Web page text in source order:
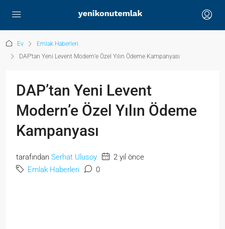
Ev
Emlak Haberleri
DAP’tan Yeni Levent Modern’e Özel Yılın Ödeme Kampanyası
DAP’tan Yeni Levent
Modern’e Özel Yılın Ödeme
Kampanyası
tarafından Serhat Ulusoy
2 yıl önce
Emlak Haberleri
0